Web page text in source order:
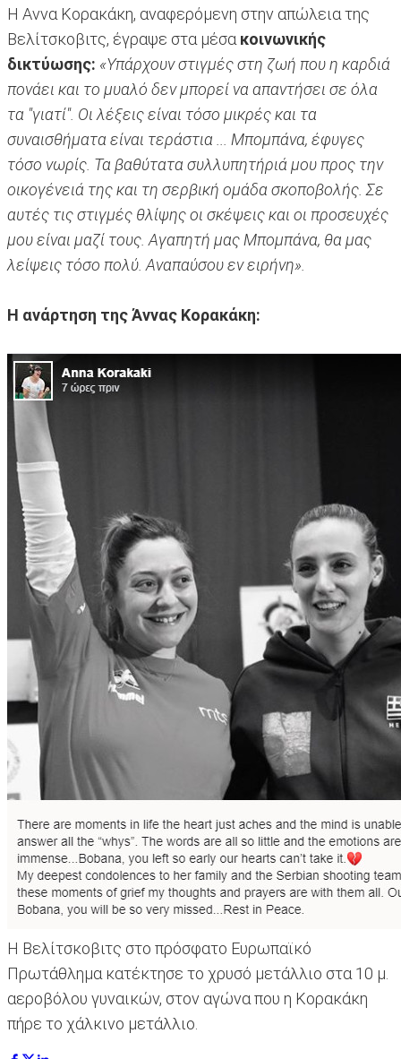
Η Αννα Κορακάκη, αναφερόμενη στην απώλεια της
Βελίτσκοβιτς, έγραψε στα μέσακοινωνικής
δικτύωσης: «Υπάρχουν στιγμές στη ζωή που η καρδιά
πονάει και το μυαλό δεν μπορεί να απαντήσει σε όλα
τα "γιατί". Οι λέξεις είναι τόσο μικρές και τα
συναισθήματα είναι τεράστια ... Μπομπάνα, έφυγες
τόσο νωρίς. Τα βαθύτατα συλλυπητήριά μου προς την
οικογένειά της και τη σερβική ομάδα σκοποβολής. Σε
αυτές τις στιγμές θλίψης οι σκέψεις και οι προσευχές
μου είναι μαζί τους. Αγαπητή μας Μπομπάνα, θα μας
λείψεις τόσο πολύ. Αναπαύσου εν ειρήνη».
Η ανάρτηση της Άννας Κορακάκη:
Η Βελίτσκοβιτς στο πρόσφατο Ευρωπαϊκό
Πρωτάθλημα κατέκτησε το χρυσό μετάλλιο στα 10 μ.
αεροβόλου γυναικών, στον αγώνα που η Κορακάκη
πήρε το χάλκινο μετάλλιο.